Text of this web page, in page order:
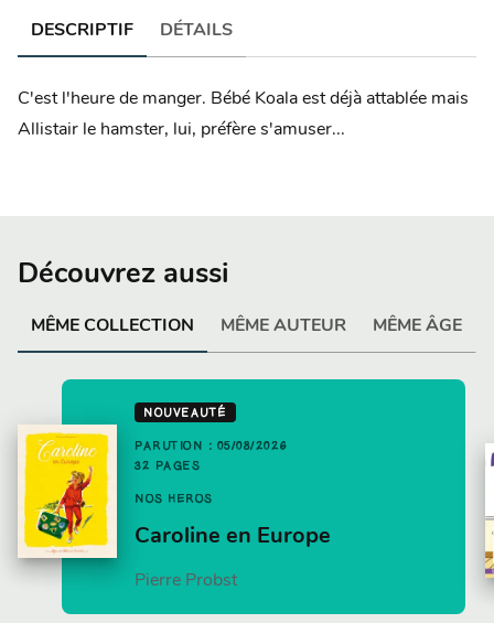
DESCRIPTIF DÉTAILS
C'est l'heure de manger. Bébé Koala est déjà attablée mais
Allistair le hamster, lui, préfère s'amuser...
Découvrez aussi
MÊME COLLECTION MÊME AUTEUR MÊME ÂGE
NOUVEAUTÉ
PARUTION : 05/08/2026
32 PAGES
NOS HÉROS
Caroline en Europe
Pierre Probst